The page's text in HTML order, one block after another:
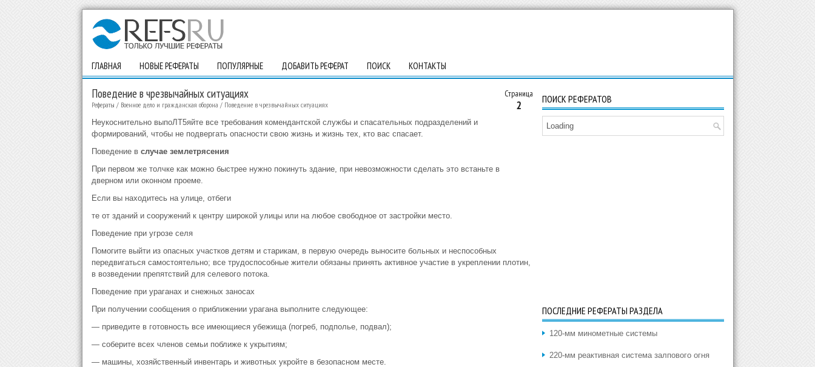
ГЛАВНАЯ НОВЫЕ РЕФЕРАТЫ ПОПУЛЯРНЫЕ ДОБАВИТЬ РЕФЕРАТ ПОИСК КОНТАКТЫ
Страница
2
Поведение в чрезвычайных ситуациях
Рефераты / Военное дело и гражданская оборона / Поведение в чрезвычайных ситуациях
Неукоснительно выпоЛТ5яйте все требования комендантской службы и спасательных подразделений и
формирований, чтобы не подвергать опасности свою жизнь и жизнь тех, кто вас спасает.
Поведение в случае землетрясения
При первом же толчке как можно быстрее нужно покинуть здание, при невозможности сделать это встаньте в
дверном или оконном проеме.
Если вы находитесь на улице, отбеги
те от зданий и сооружений к центру широкой улицы или на любое свободное от застройки место.
Поведение при угрозе селя
Помогите выйти из опасных участков детям и старикам, в первую очередь выносите больных и неспособных
передвигаться самостоятельно; все трудоспособные жители обязаны принять активное участие в укреплении плотин,
в возведении препятствий для селевого потока.
Поведение при ураганах и снежных заносах
При получении сообщения о приближении урагана выполните следующее:
— приведите в готовность все имеющиеся убежища (погреб, подполье, подвал);
— соберите всех членов семьи поближе к укрытиям;
— машины, хозяйственный инвентарь и животных укройте в безопасном месте.
ПОИСК РЕФЕРАТОВ
Loading
ПОСЛЕДНИЕ РЕФЕРАТЫ РАЗДЕЛА
120-мм минометные системы
220-мм реактивная система залпового огня